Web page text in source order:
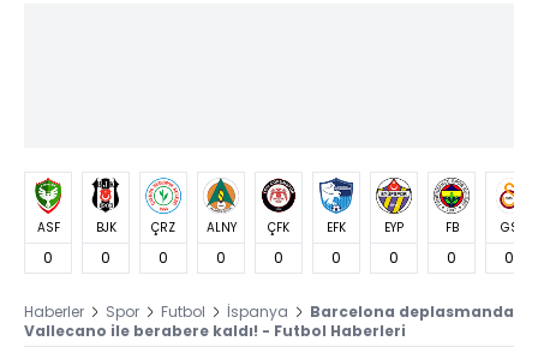
ASF
0
BJK
0
ÇRZ
0
ALNY
0
ÇFK
0
EFK
0
EYP
0
FB
0
GS
0
Haberler Spor Futbol İspanya
Barcelona deplasmanda
Vallecano ile berabere kaldı! - Futbol Haberleri